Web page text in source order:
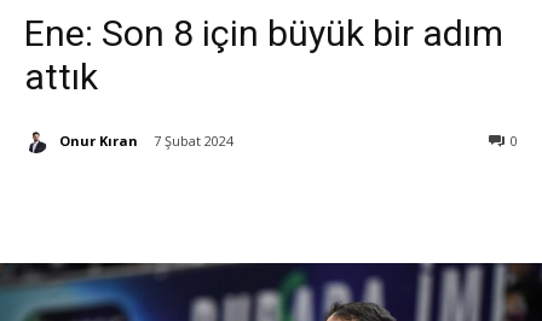
Ene: Son 8 için büyük bir adım
attık
Onur Kıran 7 Şubat 2024 0